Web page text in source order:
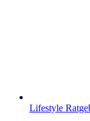
Lifestyle